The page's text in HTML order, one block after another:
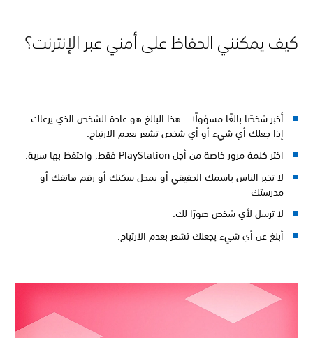
كيف يمكنني الحفاظ على أمني عبر الإنترنت؟
أخبر شخصًا بالغًا مسؤولًا – هذا البالغ هو عادة الشخص الذي يرعاك -
إذا جعلك أي شيء أو أي شخص تشعر بعدم الارتياح.
اختر كلمة مرور خاصة من أجل PlayStation فقط, واحتفظ بها سرية.
لا تخبر الناس باسمك الحقيقي أو بمحل سكنك أو رقم هاتفك أو
مدرستك
لا ترسل لأي شخص صورًا لك.
أبلغ عن أي شيء يجعلك تشعر بعدم الارتياح.